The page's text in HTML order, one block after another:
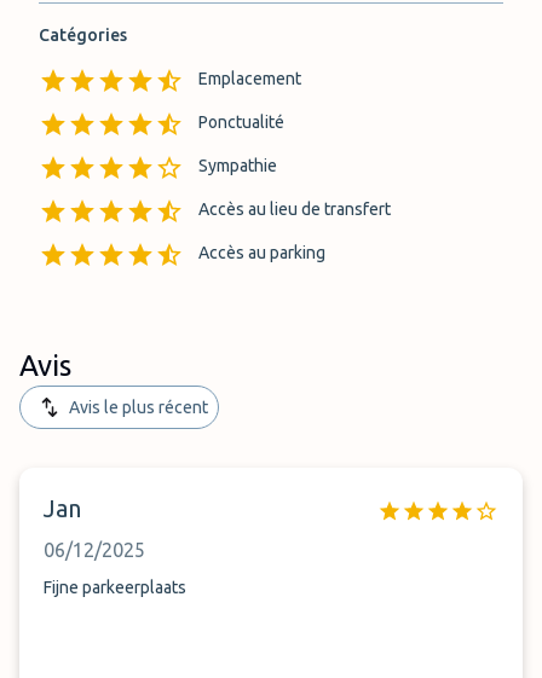
Catégories
Emplacement
Ponctualité
Sympathie
Accès au lieu de transfert
Accès au parking
Avis
Avis le plus récent
Jan
06/12/2025
Fijne parkeerplaats